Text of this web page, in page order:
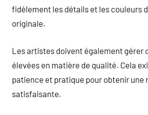
fidèlement les détails et les couleurs
originale.
Les artistes doivent également gérer
élevées en matière de qualité. Cela
patience et pratique pour obtenir une
satisfaisante.